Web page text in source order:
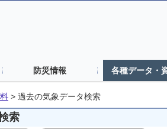
防災情報 各種データ・
> 過去の気象データ検索
索